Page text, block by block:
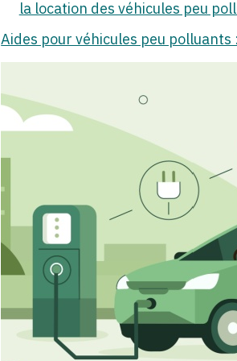
la location des véhicules peu
Aides pour véhicules peu